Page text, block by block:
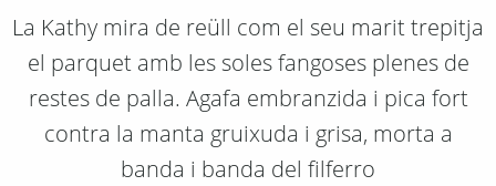
La Kathy mira de reüll com el seu marit trepitja
el parquet amb les soles fangoses plenes de
restes de palla. Agafa embranzida i pica fort
contra la manta gruixuda i grisa, morta a
banda i banda del filferro